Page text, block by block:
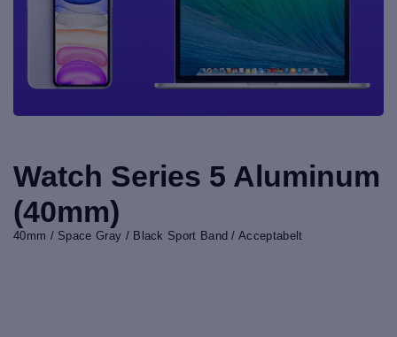
Watch Series 5 Aluminum
(40mm)
40mm / Space Gray / Black Sport Band / Acceptabelt